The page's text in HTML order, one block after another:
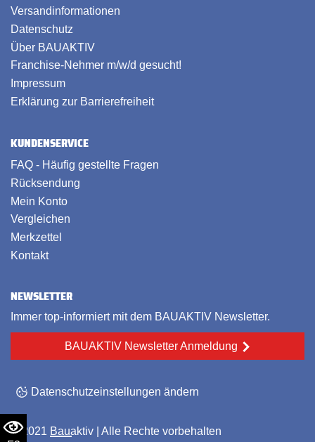
Versandinformationen
Datenschutz
Über BAUAKTIV
Franchise-Nehmer m/w/d gesucht!
Impressum
Erklärung zur Barrierefreiheit
KUNDENSERVICE
FAQ - Häufig gestellte Fragen
Rücksendung
Mein Konto
Vergleichen
Merkzettel
Kontakt
NEWSLETTER
Immer top-informiert mit dem BAUAKTIV Newsletter.
BAUAKTIV Newsletter Anmeldung
Datenschutzeinstellungen ändern
© 2021 Bauaktiv | Alle Rechte vorbehalten